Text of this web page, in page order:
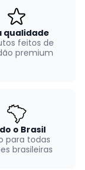
qualidade
feitos de
premium
o Brasil
para todas
brasileiras